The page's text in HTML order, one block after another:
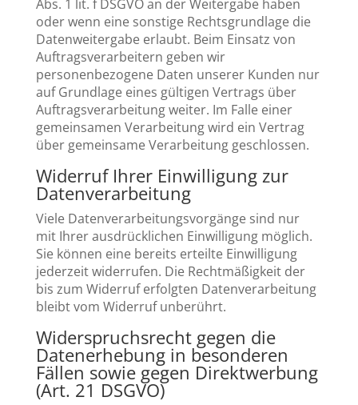
Abs. 1 lit. f DSGVO an der Weitergabe haben
oder wenn eine sonstige Rechtsgrundlage die
Datenweitergabe erlaubt. Beim Einsatz von
Auftragsverarbeitern geben wir
personenbezogene Daten unserer Kunden nur
auf Grundlage eines gültigen Vertrags über
Auftragsverarbeitung weiter. Im Falle einer
gemeinsamen Verarbeitung wird ein Vertrag
über gemeinsame Verarbeitung geschlossen.
Widerruf Ihrer Einwilligung zur
Datenverarbeitung
Viele Datenverarbeitungsvorgänge sind nur
mit Ihrer ausdrücklichen Einwilligung möglich.
Sie können eine bereits erteilte Einwilligung
jederzeit widerrufen. Die Rechtmäßigkeit der
bis zum Widerruf erfolgten Datenverarbeitung
bleibt vom Widerruf unberührt.
Widerspruchsrecht gegen die
Datenerhebung in besonderen
Fällen sowie gegen Direktwerbung
(Art. 21 DSGVO)